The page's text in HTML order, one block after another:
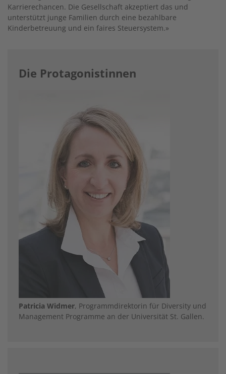
Karrierechancen. Die Gesellschaft akzeptiert das und
unterstützt junge Familien durch eine bezahlbare
Kinderbetreuung und ein faires Steuersystem.»
Die Protagonistinnen
Patricia Widmer, Programmdirektorin für Diversity und
Management Programme an der Universität St. Gallen.